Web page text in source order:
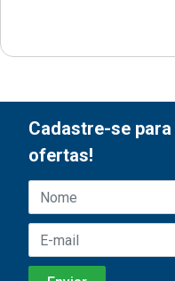
Cadastre-se
ofertas!